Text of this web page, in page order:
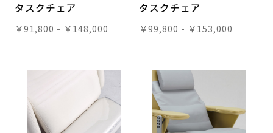
タスクチェア
￥91,800 - ￥148,000
タスクチェア
￥99,800 - ￥153,000